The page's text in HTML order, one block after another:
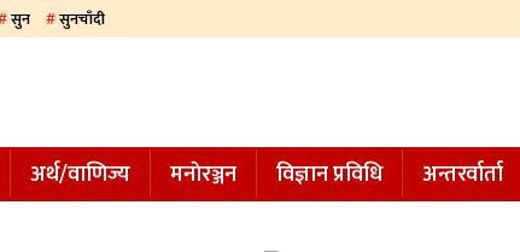
सुन सुनचाँदी
अर्थ/वाणिज्य मनाेरञ्जन विज्ञान प्रविधि अन्तरर्वार्ता